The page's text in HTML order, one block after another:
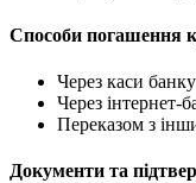
Способи погашення
Через каси банку
Через інтернет-
Переказом з
Документи та